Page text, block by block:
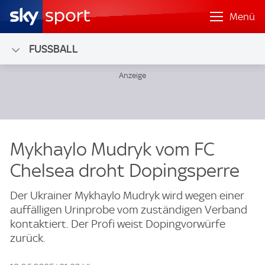
Menü
FUSSBALL
Mykhaylo Mudryk vom FC
Chelsea droht Dopingsperre
Der Ukrainer Mykhaylo Mudryk wird wegen einer
auffälligen Urinprobe vom zuständigen Verband
kontaktiert. Der Profi weist Dopingvorwürfe
zurück.